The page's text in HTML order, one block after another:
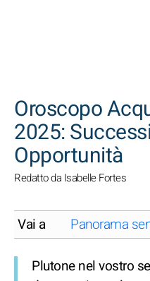
Oroscopo
2025:
Opportunità
Redatto da Isabelle Fortes
Vai a Panorama
Plutone nel vostro